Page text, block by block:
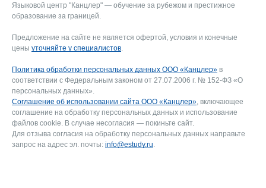
Языковой центр "Канцлер" — обучение за рубежом и престижное
образование за границей.
Предложение на сайте не является офертой, условия и конечные
цены уточняйте у специалистов.
Политика обработки персональных данных ООО «Канцлер» в
соответствии с Федеральным законом от 27.07.2006 г. № 152-ФЗ «О
персональных данных».
Соглашение об использовании сайта ООО «Канцлер», включающее
соглашение на обработку персональных данных и использование
файлов cookie. В случае несогласия — покиньте сайт.
Для отзыва согласия на обработку персональных данных направьте
запрос на адрес эл. почты: info@estudy.ru.